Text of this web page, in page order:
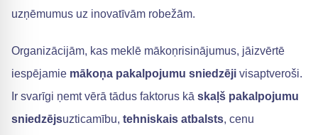
uzņēmumus uz inovatīvām robežām.
Organizācijām, kas meklē mākoņrisinājumus, jāizvērtē
iespējamie mākoņa pakalpojumu sniedzēji visaptveroši.
Ir svarīgi ņemt vērā tādus faktorus kā skaļš pakalpojumu
sniedzējsuzticamību, tehniskais atbalsts, cenu